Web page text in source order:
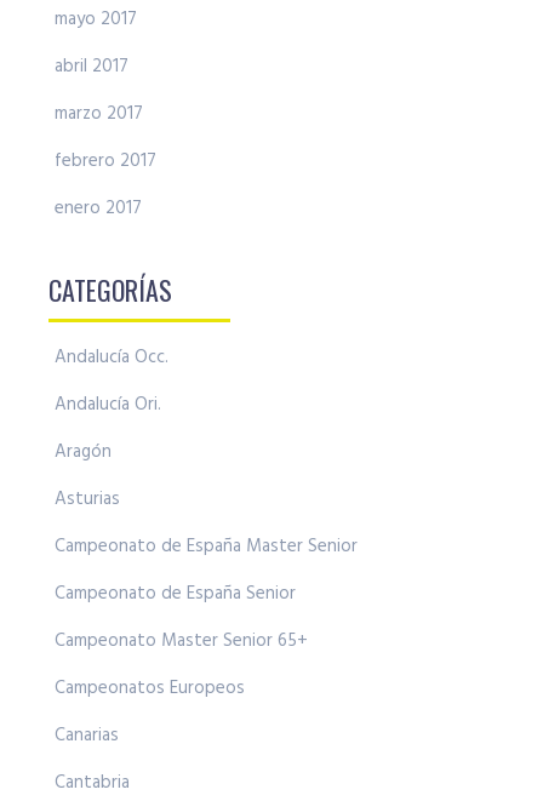
mayo 2017
abril 2017
marzo 2017
febrero 2017
enero 2017
CATEGORÍAS
Andalucía Occ.
Andalucía Ori.
Aragón
Asturias
Campeonato de España Master Senior
Campeonato de España Senior
Campeonato Master Senior 65+
Campeonatos Europeos
Canarias
Cantabria